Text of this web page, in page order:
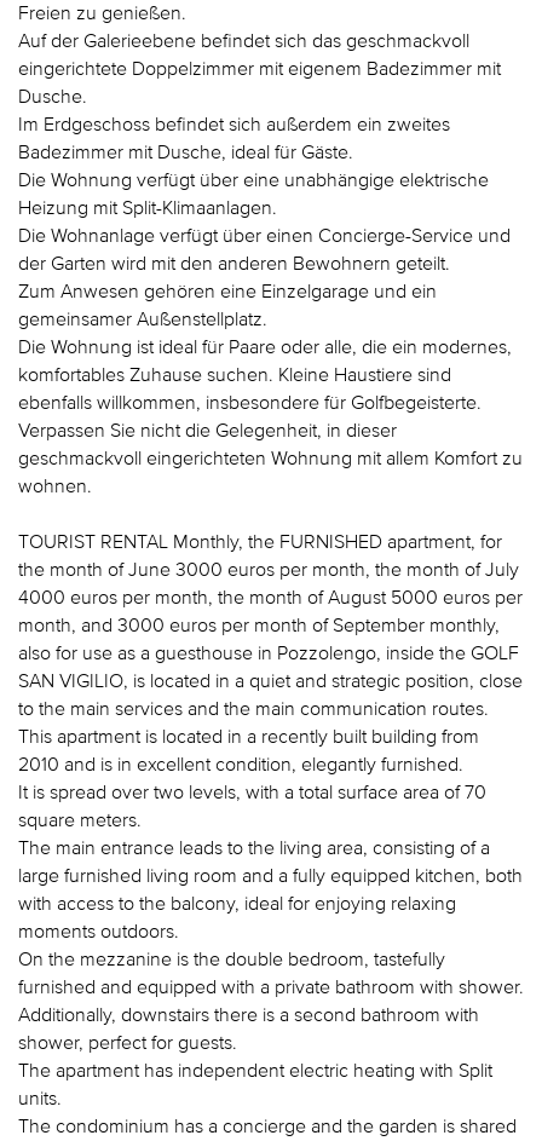
Freien zu genießen.
Auf der Galerieebene befindet sich das geschmackvoll
eingerichtete Doppelzimmer mit eigenem Badezimmer mit
Dusche.
Im Erdgeschoss befindet sich außerdem ein zweites
Badezimmer mit Dusche, ideal für Gäste.
Die Wohnung verfügt über eine unabhängige elektrische
Heizung mit Split-Klimaanlagen.
Die Wohnanlage verfügt über einen Concierge-Service und
der Garten wird mit den anderen Bewohnern geteilt.
Zum Anwesen gehören eine Einzelgarage und ein
gemeinsamer Außenstellplatz.
Die Wohnung ist ideal für Paare oder alle, die ein modernes,
komfortables Zuhause suchen. Kleine Haustiere sind
ebenfalls willkommen, insbesondere für Golfbegeisterte.
Verpassen Sie nicht die Gelegenheit, in dieser
geschmackvoll eingerichteten Wohnung mit allem Komfort zu
wohnen.
TOURIST RENTAL Monthly, the FURNISHED apartment, for
the month of June 3000 euros per month, the month of July
4000 euros per month, the month of August 5000 euros per
month, and 3000 euros per month of September monthly,
also for use as a guesthouse in Pozzolengo, inside the GOLF
SAN VIGILIO, is located in a quiet and strategic position, close
to the main services and the main communication routes.
This apartment is located in a recently built building from
2010 and is in excellent condition, elegantly furnished.
It is spread over two levels, with a total surface area of 70
square meters.
The main entrance leads to the living area, consisting of a
large furnished living room and a fully equipped kitchen, both
with access to the balcony, ideal for enjoying relaxing
moments outdoors.
On the mezzanine is the double bedroom, tastefully
furnished and equipped with a private bathroom with shower.
Additionally, downstairs there is a second bathroom with
shower, perfect for guests.
The apartment has independent electric heating with Split
units.
The condominium has a concierge and the garden is shared